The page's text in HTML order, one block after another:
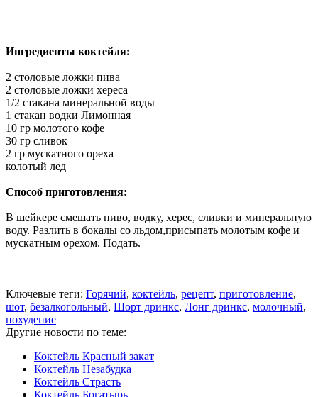
Ингредиенты коктейля:
2 столовые ложки пива
2 столовые ложки хереса
1/2 стакана минеральной воды
1 стакан водки Лимонная
10 гр молотого кофе
30 гр сливок
2 гр мускатного ореха
колотый лед
Способ приготовления:
В шейкере смешать пиво, водку, херес, сливки и минеральную
воду. Разлить в бокалы со льдом,присыпать молотым кофе и
мускатным орехом. Подать.
Ключевые теги: Горячий, коктейль, рецепт, приготовление,
шот, безалкогольный, Шорт дринкс, Лонг дринкс, молочный,
похудение
Другие новости по теме:
Коктейль Красный закат
Коктейль Незабудка
Коктейль Страсть
Коктейль Богатырь